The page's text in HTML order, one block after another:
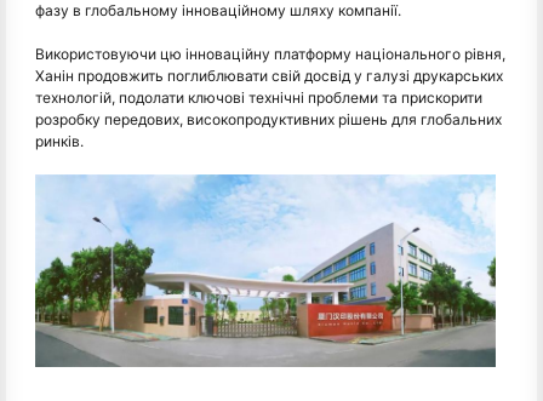
фазу в глобальному інноваційному шляху компанії.
Використовуючи цю інноваційну платформу національного рівня,
Ханін продовжить поглиблювати свій досвід у галузі друкарських
технологій, подолати ключові технічні проблеми та прискорити
розробку передових, високопродуктивних рішень для глобальних
ринків.